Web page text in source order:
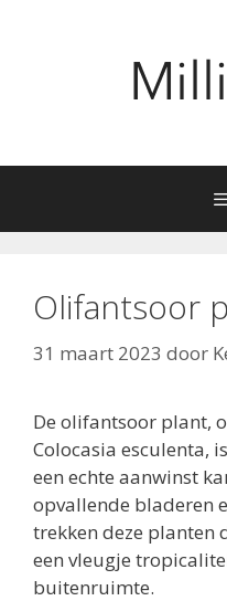
Olifantsoor
31 maart 2023 door
De olifantsoor plant,
Colocasia esculenta,
een echte aanwinst
opvallende bladeren
trekken deze planten
een vleugje
buitenruimte.